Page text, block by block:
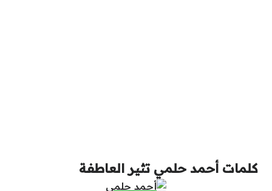
كلمات أحمد حلمي تثير العاطفة